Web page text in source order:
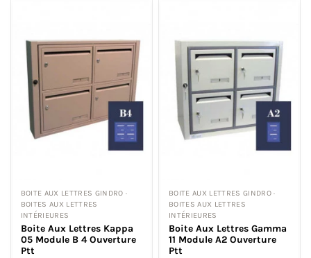
BOITE AUX LETTRES GINDRO ·
BOITES AUX LETTRES
INTÉRIEURES
Boite Aux Lettres Kappa
05 Module B 4 Ouverture
Ptt
BOITE AUX LETTRES GINDRO ·
BOITES AUX LETTRES
INTÉRIEURES
Boite Aux Lettres Gamma
11 Module A2 Ouverture
Ptt